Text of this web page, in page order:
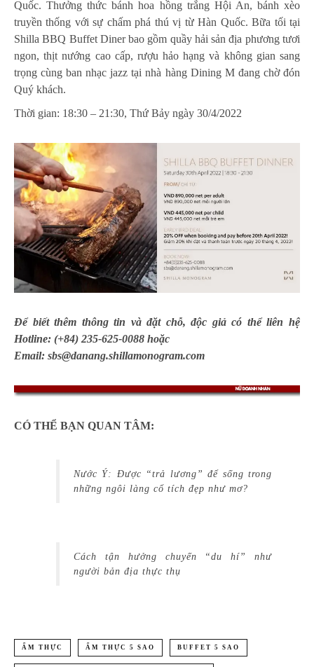
Quốc. Thưởng thức bánh hoa hồng trắng Hội An, bánh xèo
truyền thống với sự chấm phá thú vị từ Hàn Quốc. Bữa tối tại
Shilla BBQ Buffet Diner bao gồm quầy hải sản địa phương tươi
ngon, thịt nướng cao cấp, rượu hảo hạng và không gian sang
trọng cùng ban nhạc jazz tại nhà hàng Dining M đang chờ đón
Quý khách.
Thời gian: 18:30 – 21:30, Thứ Bảy ngày 30/4/2022
Để biết thêm thông tin và đặt chỗ, độc giả có thể liên hệ
Hotline: (+84) 235-625-0088 hoặc
Email: sbs@danang.shillamonogram.com
CÓ THỂ BẠN QUAN TÂM:
Nước Ý: Được “trả lương” để sống trong
những ngôi làng cổ tích đẹp như mơ?
Cách tận hưởng chuyến “du hí” như
người bản địa thực thụ
ẨM THỰC ẨM THỰC 5 SAO BUFFET 5 SAO